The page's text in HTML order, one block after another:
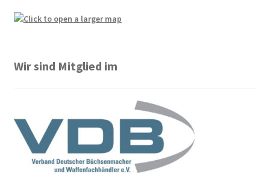
Wir sind Mitglied im